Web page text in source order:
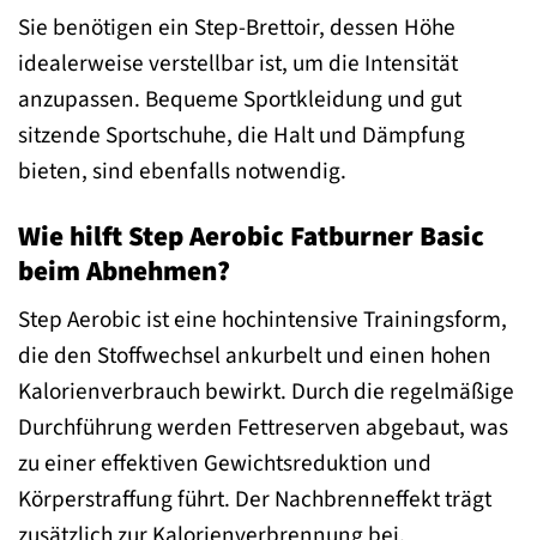
Sie benötigen ein Step-Brettoir, dessen Höhe
idealerweise verstellbar ist, um die Intensität
anzupassen. Bequeme Sportkleidung und gut
sitzende Sportschuhe, die Halt und Dämpfung
bieten, sind ebenfalls notwendig.
Wie hilft Step Aerobic Fatburner Basic
beim Abnehmen?
Step Aerobic ist eine hochintensive Trainingsform,
die den Stoffwechsel ankurbelt und einen hohen
Kalorienverbrauch bewirkt. Durch die regelmäßige
Durchführung werden Fettreserven abgebaut, was
zu einer effektiven Gewichtsreduktion und
Körperstraffung führt. Der Nachbrenneffekt trägt